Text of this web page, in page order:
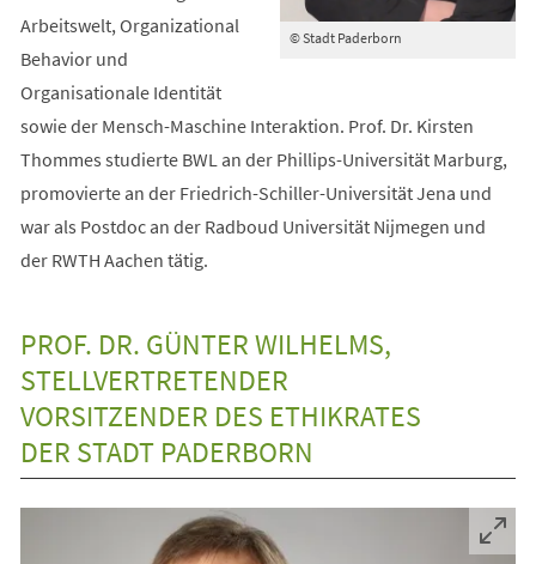
© Stadt Paderborn
Arbeitswelt, Organizational
Behavior und
Organisationale Identität
sowie der Mensch-Maschine Interaktion. Prof. Dr. Kirsten
Thommes studierte BWL an der Phillips-Universität Marburg,
promovierte an der Friedrich-Schiller-Universität Jena und
war als Postdoc an der Radboud Universität Nijmegen und
der RWTH Aachen tätig.
PROF. DR. GÜNTER WILHELMS,
STELLVERTRETENDER
VORSITZENDER DES ETHIKRATES
DER STADT PADERBORN